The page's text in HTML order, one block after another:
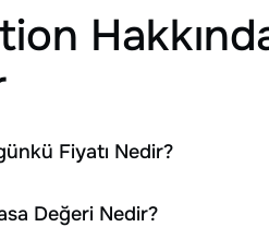
Fiyatı Nedir?
Değeri Nedir?